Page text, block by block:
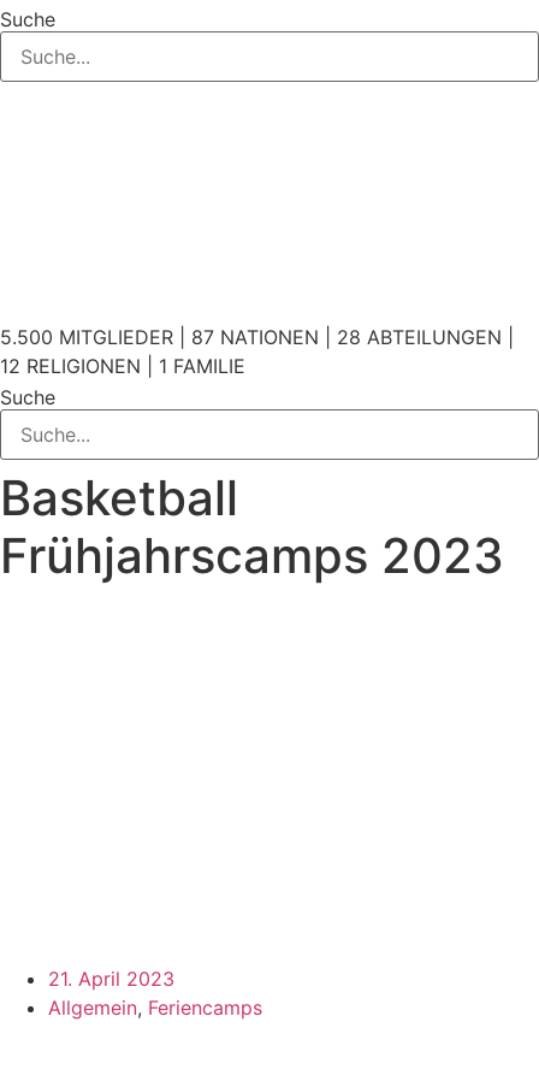
Suche
5.500 MITGLIEDER | 87 NATIONEN | 28 ABTEILUNGEN |
12 RELIGIONEN | 1 FAMILIE
Suche
Basketball
Frühjahrscamps 2023
21. April 2023
Allgemein, Feriencamps